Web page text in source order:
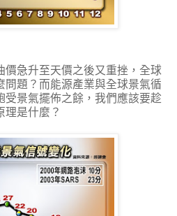
價急升至天價之後又重挫，全球
問題？而能源產業與全球景氣循
受景氣擺佈之餘，我們應該要趁
理是什麼？